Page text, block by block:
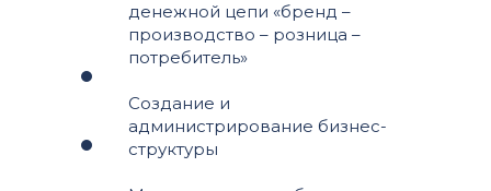
денежной цепи «бренд –
производство – розница –
потребитель»
Создание и
администрирование бизнес-
структуры